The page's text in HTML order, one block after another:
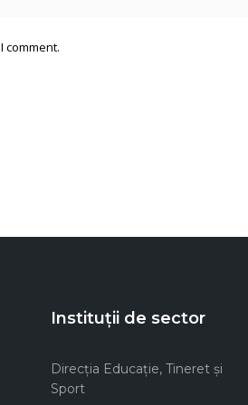
comment.
Instituții de sector
Direcţia Educaţie, Tineret şi
Sport